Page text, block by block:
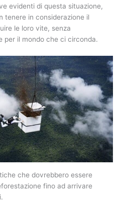
evidenti di questa situazione,
tenere in considerazione il
le loro vite, senza
per il mondo che ci circonda.
che dovrebbero essere
fino ad arrivare